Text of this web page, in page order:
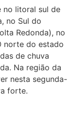
no litoral sul de
no Sul do
Redonda), no
norte do estado
de chuva
Na região da
nesta segunda-
forte.